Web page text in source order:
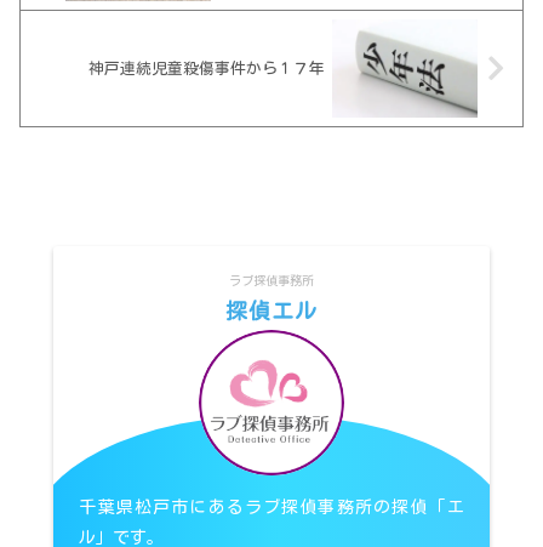
神戸連続児童殺傷事件から１７年
ラブ探偵事務所
探偵エル
千葉県松戸市にあるラブ探偵事務所の探偵「エ
ル」です。